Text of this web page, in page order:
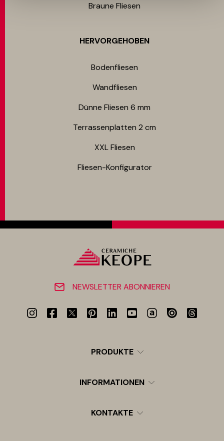
Braune Fliesen
HERVORGEHOBEN
Bodenfliesen​
Wandfliesen
Dünne Fliesen 6 mm​
Terrassenplatten 2 cm
XXL Fliesen
Fliesen-Konfigurator
NEWSLETTER ABONNIEREN
PRODUKTE
INFORMATIONEN
KONTAKTE